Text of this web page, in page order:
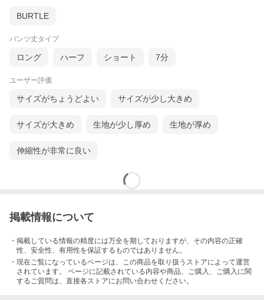
BURTLE
パンツ丈タイプ
ロング ハーフ ショート 7分
ユーザー評価
サイズがちょうどよい サイズが少し大きめ
サイズが大きめ 生地が少し厚め 生地が厚め
伸縮性が非常に良い
掲載情報について
・掲載している情報の精度には万全を期しておりますが、その内容の正確
性、安全性、有用性を保証するものではありません。
・現在ご覧になっているページは、この商品を取り扱うストアによって運営
されています。 ページに記載されている内容や商品、ご購入 、ご購入に関
するご質問は、直接各ストアにお問い合わせください。